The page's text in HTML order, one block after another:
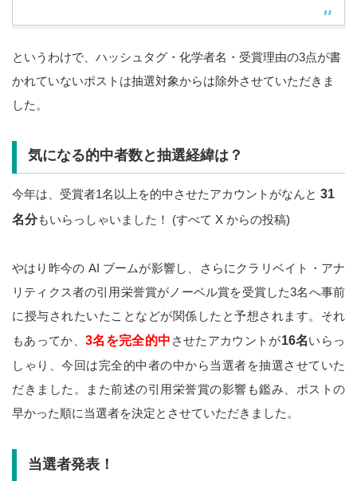
というわけで、ハッシュタグ・化学者名・受賞理由の3点が書
かれていないポストは抽選対象からは除外させていただきま
した。
気になる的中者数と抽選経緯は？
今年は、受賞者1名以上を的中させたアカウントがなんと 31
名分もいらっしゃいました！ (すべて X からの投稿)
やはり昨今の AI ブームが影響し、さらにクラリベイト・アナ
リティクス者の引用栄誉賞がノーベル賞を受賞した3名へ事前
に授与されたいたことなどが関係したと予想されます。それ
もあってか、3名を完全的中 させたアカウントが16名いらっ
しゃり、今回は完全的中者の中から当選者を抽選させていた
だきました。また前述の引用栄誉賞の影響も鑑み、ポストの
早かった順に当選者を決定とさせていただきました。
当選者発表！